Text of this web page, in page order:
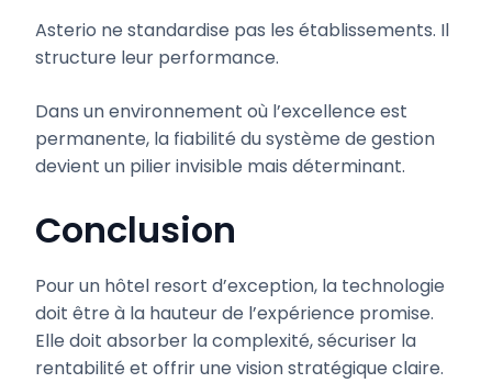
Asterio ne standardise pas les établissements. Il
structure leur performance.
Dans un environnement où l’excellence est
permanente, la fiabilité du système de gestion
devient un pilier invisible mais déterminant.
Conclusion
Pour un hôtel resort d’exception, la technologie
doit être à la hauteur de l’expérience promise.
Elle doit absorber la complexité, sécuriser la
rentabilité et offrir une vision stratégique claire.